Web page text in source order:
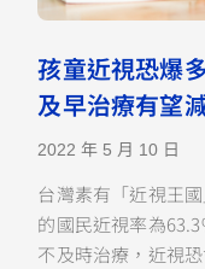
孩童近視恐爆
及早治療有望
2022 年 5 月 10 日
台灣素有「近視王
的國民近視率為
不及時治療，近視